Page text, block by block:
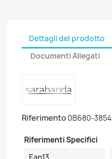
Dettagli del prodotto
Documenti Allegati
Riferimento0B680-3854
Riferimenti Specifici